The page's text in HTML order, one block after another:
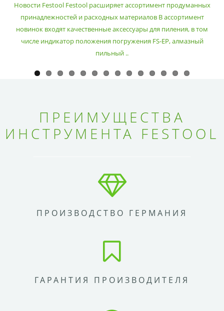
Новости Festool Festool расширяет ассортимент продуманных
принадлежностей и расходных материалов В ассортимент
новинок входят качественные аксессуары для пиления, в том
числе индикатор положения погружения FS-EP, алмазный
пильный ..
ПРЕИМУЩЕСТВА
ИНСТРУМЕНТА FESTOOL
ПРОИЗВОДСТВО ГЕРМАНИЯ
ГАРАНТИЯ ПРОИЗВОДИТЕЛЯ